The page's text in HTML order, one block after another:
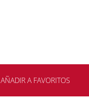
AÑADIR A FAVORITOS